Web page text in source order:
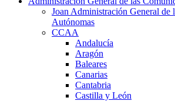
Joan Administración General de
Autónomas
CCAA
Andalucía
Aragón
Baleares
Canarias
Cantabria
Castilla y León